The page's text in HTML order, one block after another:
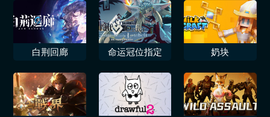
白荆回廊 命运冠位指定 奶块